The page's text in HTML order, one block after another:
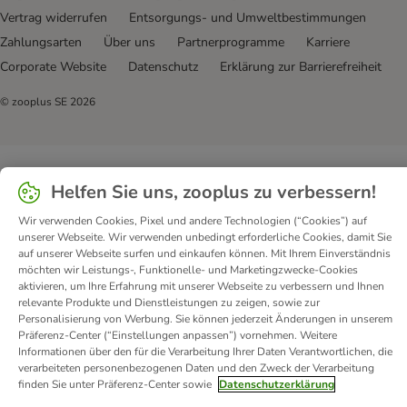
Vertrag widerrufen
Entsorgungs- und Umweltbestimmungen
Zahlungsarten
Über uns Partnerprogramme
Karriere
Corporate Website
Datenschutz Erklärung zur Barrierefreiheit
© zooplus SE 2026
Helfen Sie uns, zooplus zu verbessern!
Wir verwenden Cookies, Pixel und andere Technologien (“Cookies”) auf
unserer Webseite. Wir verwenden unbedingt erforderliche Cookies, damit Sie
auf unserer Webseite surfen und einkaufen können. Mit Ihrem Einverständnis
möchten wir Leistungs-, Funktionelle- und Marketingzwecke-Cookies
aktivieren, um Ihre Erfahrung mit unserer Webseite zu verbessern und Ihnen
relevante Produkte und Dienstleistungen zu zeigen, sowie zur
Personalisierung von Werbung. Sie können jederzeit Änderungen in unserem
Präferenz-Center (“Einstellungen anpassen”) vornehmen. Weitere
Informationen über den für die Verarbeitung Ihrer Daten Verantwortlichen, die
verarbeiteten personenbezogenen Daten und den Zweck der Verarbeitung
finden Sie unter Präferenz-Center sowie Datenschutzerklärung